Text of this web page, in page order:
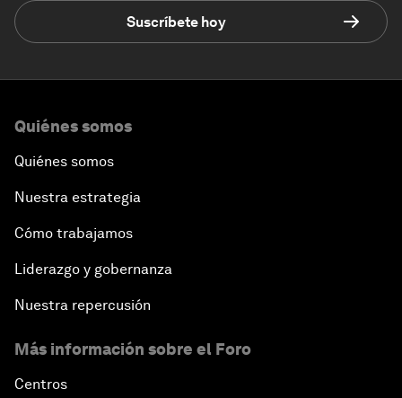
Suscríbete hoy
Quiénes somos
Quiénes somos
Nuestra estrategia
Cómo trabajamos
Liderazgo y gobernanza
Nuestra repercusión
Más información sobre el Foro
Centros